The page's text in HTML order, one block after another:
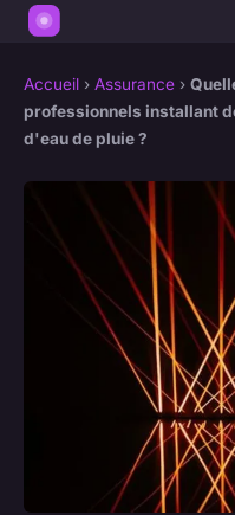
Accueil › Assurance ›
professionnels installant
d'eau de pluie ?